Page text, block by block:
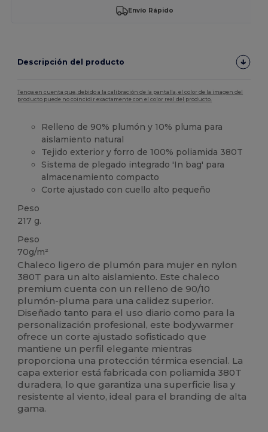
Envío Rápido
Descripción del producto
Tenga en cuenta que, debido a la calibración de la pantalla, el color de la imagen del
producto puede no coincidir exactamente con el color real del producto.
Relleno de 90% plumón y 10% pluma para
aislamiento natural
Tejido exterior y forro de 100% poliamida 380T
Sistema de plegado integrado 'In bag' para
almacenamiento compacto
Corte ajustado con cuello alto pequeño
Peso
217 g.
Peso
70g/m²
Chaleco ligero de plumón para mujer en nylon
380T para un alto aislamiento. Este chaleco
premium cuenta con un relleno de 90/10
plumón-pluma para una calidez superior.
Diseñado tanto para el uso diario como para la
personalización profesional, este bodywarmer
ofrece un corte ajustado sofisticado que
mantiene un perfil elegante mientras
proporciona una protección térmica esencial. La
capa exterior está fabricada con poliamida 380T
duradera, lo que garantiza una superficie lisa y
resistente al viento, ideal para el branding de alta
gama.